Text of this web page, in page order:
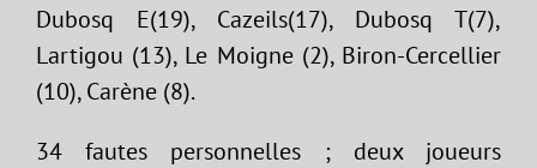
Dubosq E(19), Cazeils(17), Dubosq T(7),
Lartigou (13), Le Moigne (2), Biron-Cercellier
(10), Carène (8).
34 fautes personnelles ; deux joueurs